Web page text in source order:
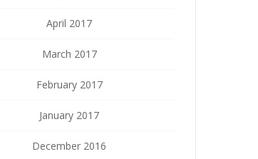
April 2017
March 2017
February 2017
January 2017
December 2016